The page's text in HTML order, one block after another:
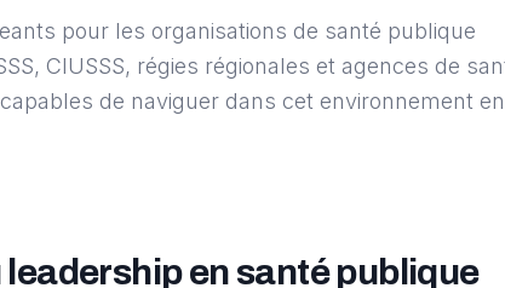
pour les organisations de santé publique
CIUSSS, régies régionales et agences de
de naviguer dans cet environnement en
en santé publique